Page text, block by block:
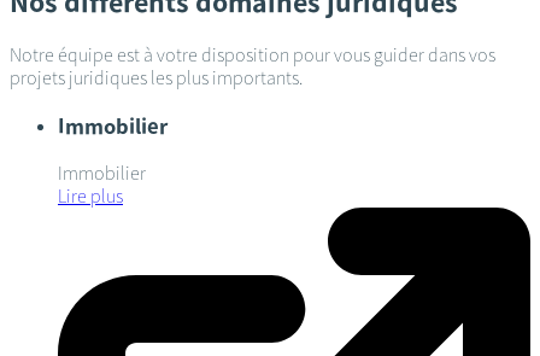
Notre équipe est à votre disposition pour vous guider dans vos
projets juridiques les plus importants.
Immobilier
Immobilier
Lire plus